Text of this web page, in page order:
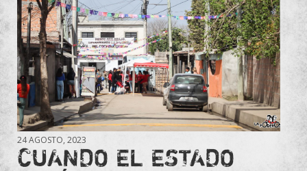
24 AGOSTO, 2023
CUANDO EL ESTADO